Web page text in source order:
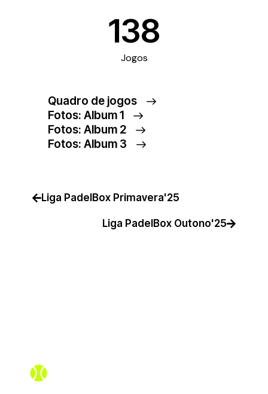
138
Jogos
Quadro de jogos
Fotos: Álbum 1
Fotos: Álbum 2
Fotos: Álbum 3
Liga PadelBox Primavera'25
Liga PadelBox Outono'25